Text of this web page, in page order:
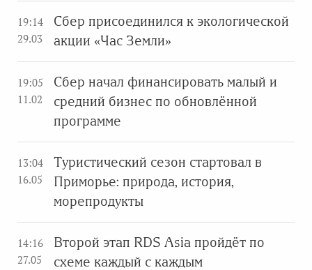
19:14
29.03
Сбер присоединился к экологической
акции «Час Земли»
19:05
11.02
Сбер начал финансировать малый и
средний бизнес по обновлённой
программе
13:04
16.05
Туристический сезон стартовал в
Приморье: природа, история,
морепродукты
14:16
27.05
Второй этап RDS Asia пройдёт по
схеме каждый с каждым